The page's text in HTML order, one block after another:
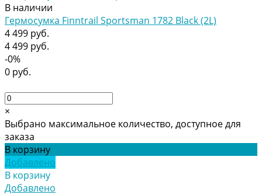
В наличии
Гермосумка Finntrail Sportsman 1782 Black (2L)
4 499 руб.
4 499 руб.
-0%
0 руб.
×
Выбрано максимальное количество, доступное для
заказа
В корзину
Добавлено
В корзину
Добавлено